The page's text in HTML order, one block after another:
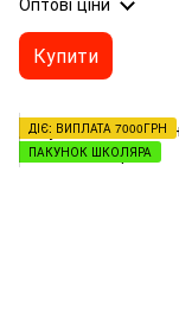
Купити
ДІЄ: ВИПЛАТА 7000ГРН
ПАКУНОК ШКОЛЯРА